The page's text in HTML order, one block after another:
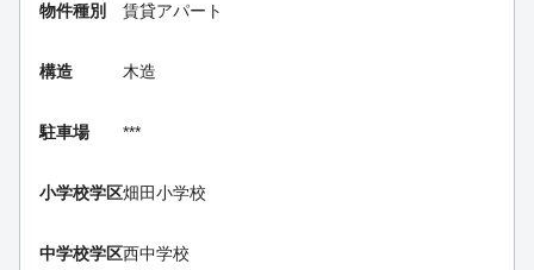
物件種別 賃貸アパート
構造 木造
駐車場 ***
小学校学区畑田小学校
中学校学区西中学校